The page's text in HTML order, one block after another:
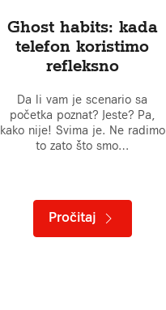
Ghost habits: kada
telefon koristimo
refleksno
Da li vam je scenario sa
početka poznat? Jeste? Pa,
kako nije! Svima je. Ne radimo
to zato što smo…
Pročitaj